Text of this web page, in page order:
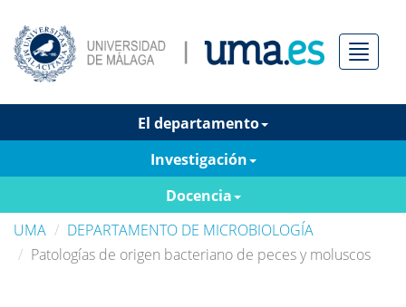
Menú
El departamento
Investigación
Docencia
UMA
DEPARTAMENTO DE MICROBIOLOGÍA
Patologías de origen bacteriano de peces y moluscos